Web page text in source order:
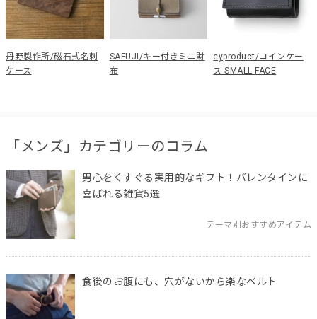
丹野製作所/磁石式名刺
ケース
SAFUJI/キー付きミニ財
布
cyproduct/コインケー
ス SMALL FACE
「メンズ」カテゴリーのコラム
男心をくすぐる実用的なギフト！バレンタインに
喜ばれる雑貨5選
テーマ別おすすめアイテム
食後のお腹にも、穴がないから楽なベルト